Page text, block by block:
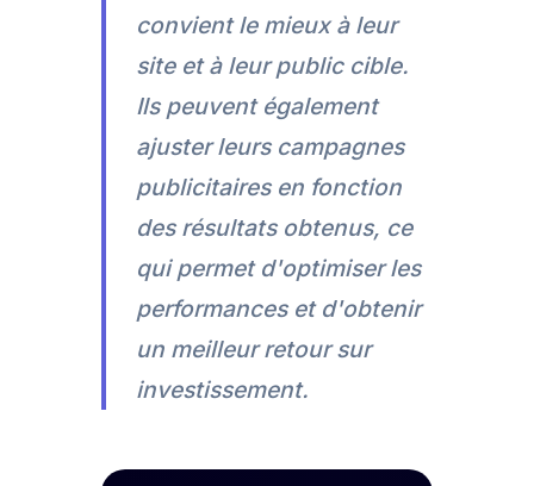
convient le mieux à leur
site et à leur public cible.
Ils peuvent également
ajuster leurs campagnes
publicitaires en fonction
des résultats obtenus, ce
qui permet d'optimiser les
performances et d'obtenir
un meilleur retour sur
investissement.